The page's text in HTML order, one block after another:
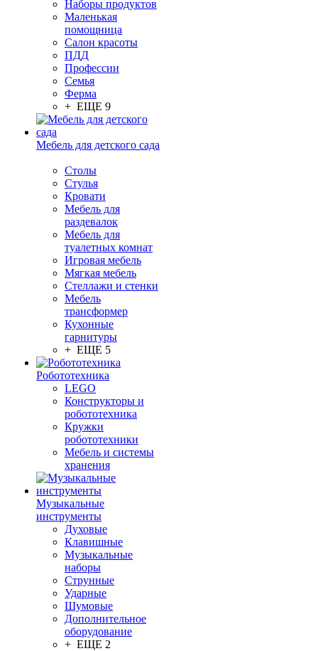
Наборы продуктов
Маленькая
помощница
Салон красоты
ПДД
Профессии
Семья
Ферма
+ ЕЩЕ 9
Мебель для детского сада
Столы
Cтулья
Кровати
Мебель для
раздевалок
Мебель для
туалетных комнат
Игровая мебель
Мягкая мебель
Стеллажи и стенки
Мебель
трансформер
Кухонные
гарнитуры
+ ЕЩЕ 5
Робототехника
LEGO
Конструкторы и
робототехника
Кружки
робототехники
Мебель и системы
хранения
Музыкальные
инструменты
Духовые
Клавишные
Музыкальные
наборы
Струнные
Ударные
Шумовые
Дополнительное
оборудование
+ ЕЩЕ 2